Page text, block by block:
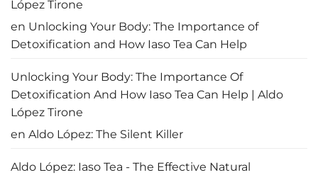
López Tirone
en Unlocking Your Body: The Importance of
Detoxification and How Iaso Tea Can Help
Unlocking Your Body: The Importance Of
Detoxification And How Iaso Tea Can Help | Aldo
López Tirone
en Aldo López: The Silent Killer
Aldo López: Iaso Tea - The Effective Natural